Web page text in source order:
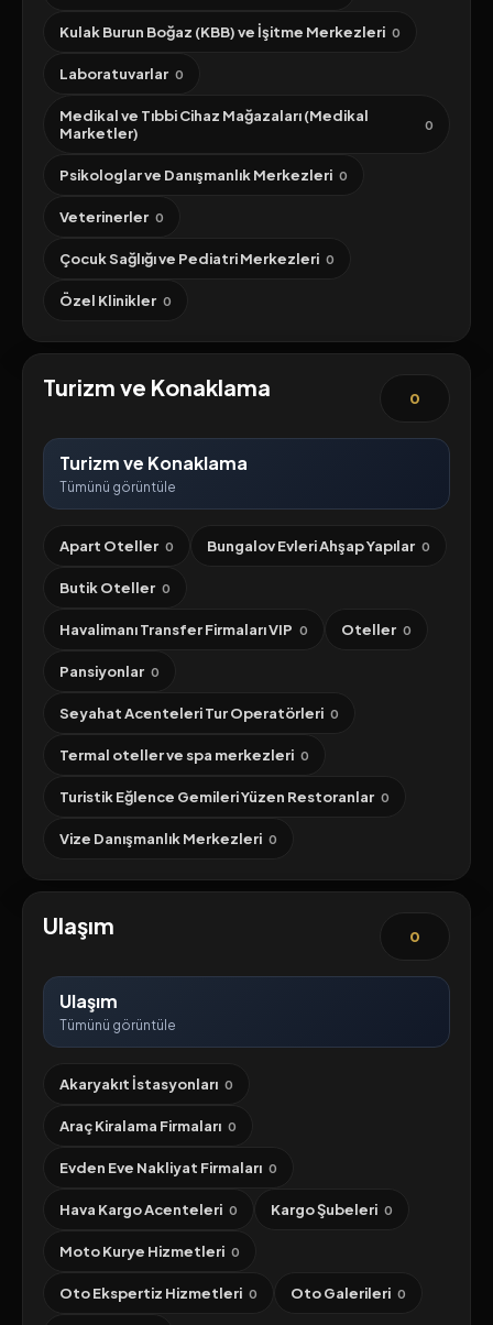
Kulak Burun Boğaz (KBB) ve İşitme Merkezleri 0
Laboratuvarlar 0
Medikal ve Tıbbi Cihaz Mağazaları (Medikal
Marketler)
0
Psikologlar ve Danışmanlık Merkezleri 0
Veterinerler 0
Çocuk Sağlığı ve Pediatri Merkezleri 0
Özel Klinikler 0
Turizm ve Konaklama 0
Turizm ve Konaklama
Tümünü görüntüle
Apart Oteller 0 Bungalov Evleri Ahşap Yapılar 0
Butik Oteller 0
Havalimanı Transfer Firmaları VIP 0 Oteller 0
Pansiyonlar 0
Seyahat Acenteleri Tur Operatörleri 0
Termal oteller ve spa merkezleri 0
Turistik Eğlence Gemileri Yüzen Restoranlar 0
Vize Danışmanlık Merkezleri 0
Ulaşım 0
Ulaşım
Tümünü görüntüle
Akaryakıt İstasyonları 0
Araç Kiralama Firmaları 0
Evden Eve Nakliyat Firmaları 0
Hava Kargo Acenteleri 0 Kargo Şubeleri 0
Moto Kurye Hizmetleri 0
Oto Ekspertiz Hizmetleri 0 Oto Galerileri 0